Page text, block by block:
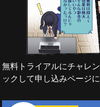
無料トライアルにチャレ
ックして申し込みページ